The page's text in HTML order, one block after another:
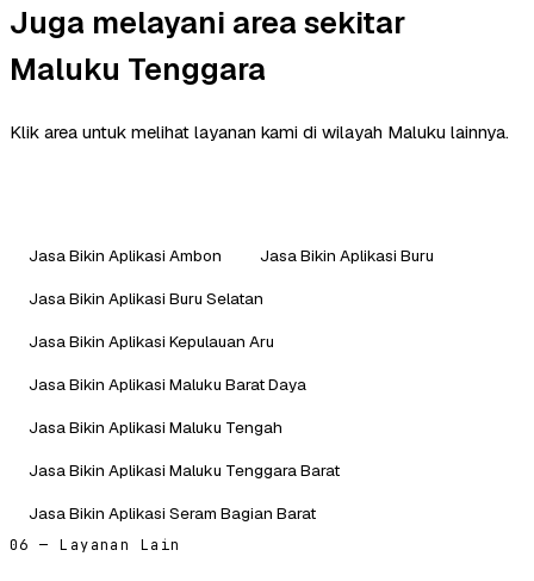
Juga melayani area sekitar
Maluku Tenggara
Klik area untuk melihat layanan kami di wilayah Maluku lainnya.
Jasa Bikin Aplikasi Ambon
Jasa Bikin Aplikasi Buru
Jasa Bikin Aplikasi Buru Selatan
Jasa Bikin Aplikasi Kepulauan Aru
Jasa Bikin Aplikasi Maluku Barat Daya
Jasa Bikin Aplikasi Maluku Tengah
Jasa Bikin Aplikasi Maluku Tenggara Barat
Jasa Bikin Aplikasi Seram Bagian Barat
06 — Layanan Lain